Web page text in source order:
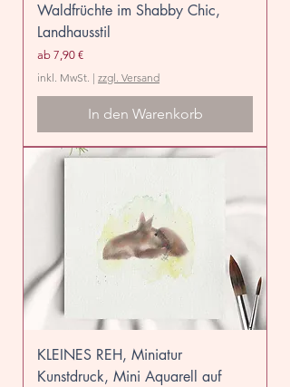
Waldfrüchte im Shabby Chic,
Landhausstil
ab 7,90 €
Sale-Preis
inkl. MwSt. | zzgl. Versand
In den Warenkorb
KLEINES REH, Miniatur
Kunstdruck, Mini Aquarell auf